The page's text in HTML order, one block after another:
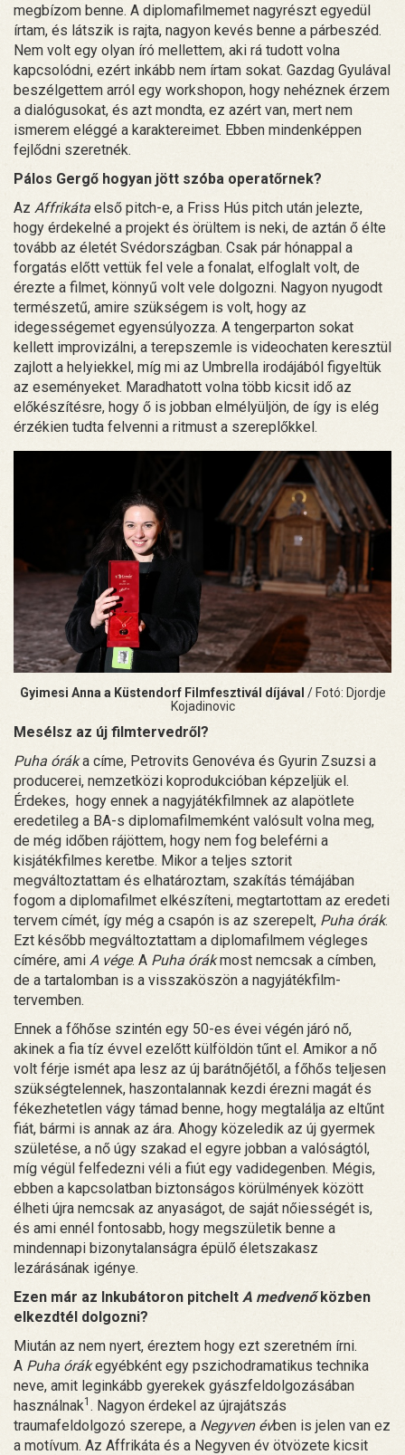
megbízom benne. A diplomafilmemet nagyrészt egyedül
írtam, és látszik is rajta, nagyon kevés benne a párbeszéd.
Nem volt egy olyan író mellettem, aki rá tudott volna
kapcsolódni, ezért inkább nem írtam sokat. Gazdag Gyulával
beszélgettem arról egy workshopon, hogy nehéznek érzem
a dialógusokat, és azt mondta, ez azért van, mert nem
ismerem eléggé a karaktereimet. Ebben mindenképpen
fejlődni szeretnék.
Pálos Gergő hogyan jött szóba operatőrnek?
Az Affrikáta első pitch-e, a Friss Hús pitch után jelezte,
hogy érdekelné a projekt és örültem is neki, de aztán ő élte
tovább az életét Svédországban. Csak pár hónappal a
forgatás előtt vettük fel vele a fonalat, elfoglalt volt, de
érezte a filmet, könnyű volt vele dolgozni. Nagyon nyugodt
természetű, amire szükségem is volt, hogy az
idegességemet egyensúlyozza. A tengerparton sokat
kellett improvizálni, a terepszemle is videochaten keresztül
zajlott a helyiekkel, míg mi az Umbrella irodájából figyeltük
az eseményeket. Maradhatott volna több kicsit idő az
előkészítésre, hogy ő is jobban elmélyüljön, de így is elég
érzékien tudta felvenni a ritmust a szereplőkkel.
Gyimesi Anna a Küstendorf Filmfesztivál díjával / Fotó: Djordje
Kojadinovic
Mesélsz az új filmtervedről?
Puha óráka címe, Petrovits Genovéva és Gyurin Zsuzsi a
producerei, nemzetközi koprodukcióban képzeljük el.
Érdekes, hogy ennek a nagyjátékfilmnek az alapötlete
eredetileg a BA-s diplomafilmemként valósult volna meg,
de még időben rájöttem, hogy nem fog beleférni a
kisjátékfilmes keretbe. Mikor a teljes sztorit
megváltoztattam és elhatároztam, szakítás témájában
fogom a diplomafilmet elkészíteni, megtartottam az eredeti
tervem címét, így még a csapón is az szerepelt, Puha órák.
Ezt később megváltoztattam a diplomafilmem végleges
címére, ami A vége. A Puha órákmost nemcsak a címben,
de a tartalomban is a visszaköszön a nagyjátékfilm-
tervemben.
Ennek a főhőse szintén egy 50-es évei végén járó nő,
akinek a fia tíz évvel ezelőtt külföldön tűnt el. Amikor a nő
volt férje ismét apa lesz az új barátnőjétől, a főhős teljesen
szükségtelennek, haszontalannak kezdi érezni magát és
fékezhetetlen vágy támad benne, hogy megtalálja az eltűnt
fiát, bármi is annak az ára. Ahogy közeledik az új gyermek
születése, a nő úgy szakad el egyre jobban a valóságtól,
míg végül felfedezni véli a fiút egy vadidegenben. Mégis,
ebben a kapcsolatban biztonságos körülmények között
élheti újra nemcsak az anyaságot, de saját nőiességét is,
és ami ennél fontosabb, hogy megszületik benne a
mindennapi bizonytalanságra épülő életszakasz
lezárásának igénye.
Ezen már az Inkubátoron pitchelt A medvenőközben
elkezdtél dolgozni?
Miután az nem nyert, éreztem hogy ezt szeretném írni.
A Puha órákegyébként egy pszichodramatikus technika
neve, amit leginkább gyerekek gyászfeldolgozásában
használnak1 . Nagyon érdekel az újrajátszás
traumafeldolgozó szerepe, a Negyven évben is jelen van ez
a motívum. Az Affrikáta és a Negyven év ötvözete kicsit